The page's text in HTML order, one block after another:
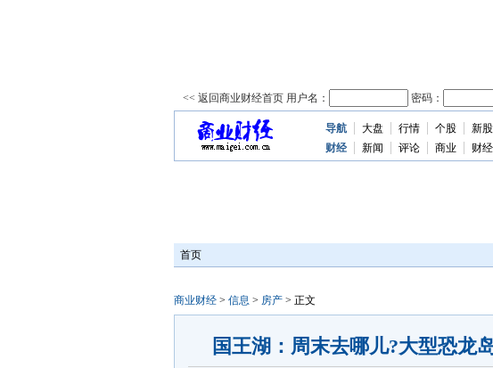
导航 大盘 行情 个股 新
财经
新闻 评论 商业 财
首页
商业财经> 信息 > 房产> 正文
国王湖：周末去哪儿?大型恐龙